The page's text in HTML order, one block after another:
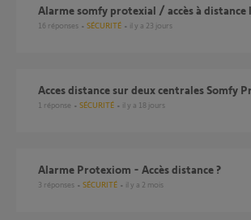
alarme somfy protexial / accès à distance
16 réponses SÉCURITÉ il y a 23 jours
Acces distance sur deux centrales Somfy
1 réponse SÉCURITÉ il y a 18 jours
Alarme Protexiom - Accès distance ?
3 réponses SÉCURITÉ il y a 2 mois